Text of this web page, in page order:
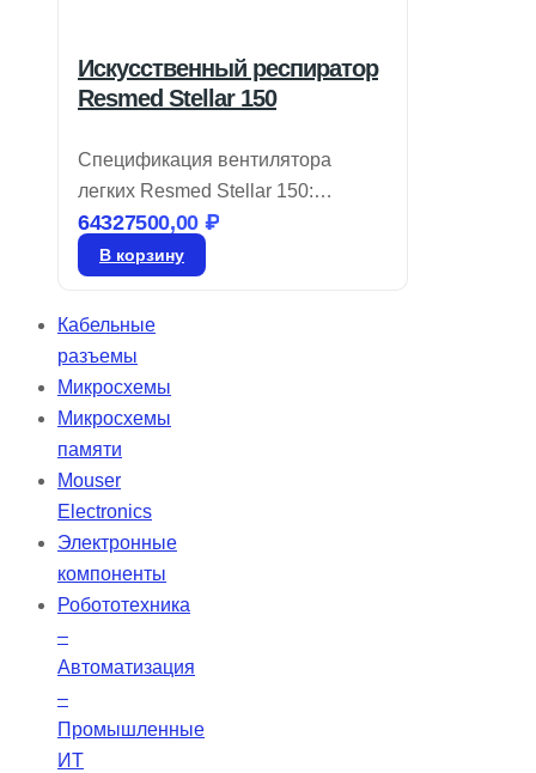
Искусственный респиратор
Resmed Stellar 150
Спецификация вентилятора
легких Resmed Stellar 150:
Разработан для нужд
современных клиник, оснащен
технологиями настройки и
мобильность, удовлетворяя их
64327500,00 ₽
В корзину
Кабельные
разъемы
Микросхемы
Микросхемы
памяти
Mouser
Electronics
Электронные
компоненты
Робототехника
–
Автоматизация
–
Промышленные
ИТ